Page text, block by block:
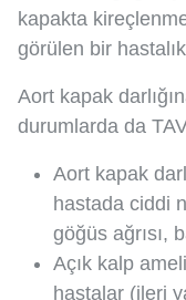
kapakta
görülen bir
Aort kapak
durumlarda da
Aort kapak
hastada ciddi
göğüs ağrısı,
Açık kalp
hastalar (ileri